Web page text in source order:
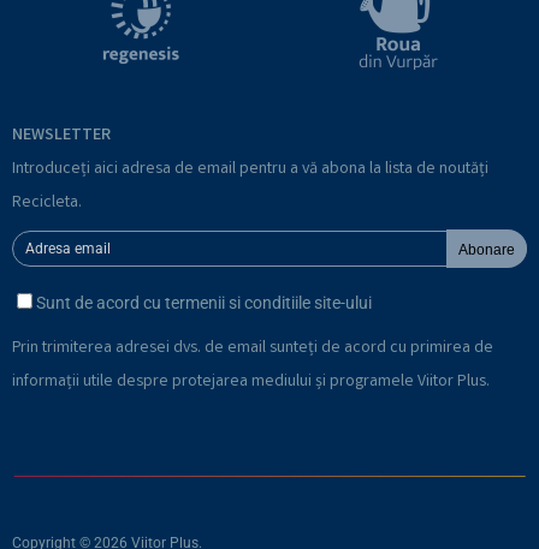
NEWSLETTER
Introduceți aici adresa de email pentru a vă abona la lista de noutăți
Recicleta.
Abonare
Sunt de acord cu termenii si conditiile site-ului
Prin trimiterea adresei dvs. de email sunteți de acord cu primirea de
informații utile despre protejarea mediului și programele Viitor Plus.
Copyright © 2026 Viitor Plus.